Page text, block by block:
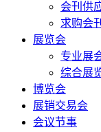
会刊供
求购会刊
展览会
专业展
综合展
博览会
展销交易会
会议节事